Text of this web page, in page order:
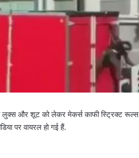
लुक्स और शूट को लेकर मेकर्स काफी स्ट्रिक्ट रूल्स
पर वायरल हो गई हैं.